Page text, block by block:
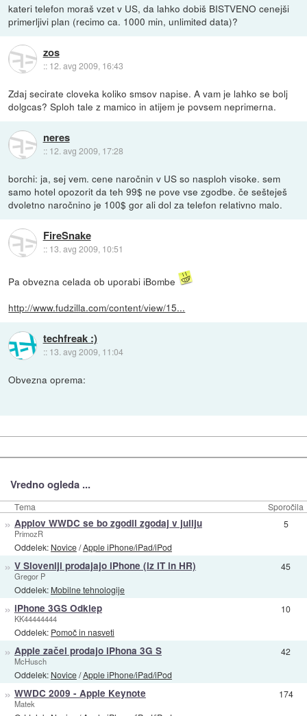
kateri telefon moraš vzet v US, da lahko dobiš BISTVENO cenejši
primerljivi plan (recimo ca. 1000 min, unlimited data)?
zos
:: 12. avg 2009, 16:43
Zdaj secirate cloveka koliko smsov napise. A vam je lahko se bolj
dolgcas? Sploh tale z mamico in atijem je povsem neprimerna.
neres
:: 12. avg 2009, 17:28
borchi: ja, sej vem. cene naročnin v US so nasploh visoke. sem
samo hotel opozorit da teh 99$ ne pove vse zgodbe. če sešteješ
dvoletno naročnino je 100$ gor ali dol za telefon relativno malo.
FireSnake
:: 13. avg 2009, 10:51
Pa obvezna celada ob uporabi iBombe
http://www.fudzilla.com/content/view/15...
techfreak :)
:: 13. avg 2009, 11:04
Obvezna oprema:
Vredno ogleda ...
Tema Sporočila
» Applov WWDC se bo zgodil zgodaj v juliju
PrimozR
Oddelek: Novice/Apple iPhone/iPad/iPod
5
» V Sloveniji prodajajo iPhone (iz IT in HR)
Gregor P
Oddelek: Mobilne tehnologije
45
» iPhone 3GS Odklep
KK44444444
Oddelek: Pomoč in nasveti
10
» Apple začel prodajo iPhona 3G S
McHusch
Oddelek: Novice/Apple iPhone/iPad/iPod
42
» WWDC 2009 - Apple Keynote
Matek
174